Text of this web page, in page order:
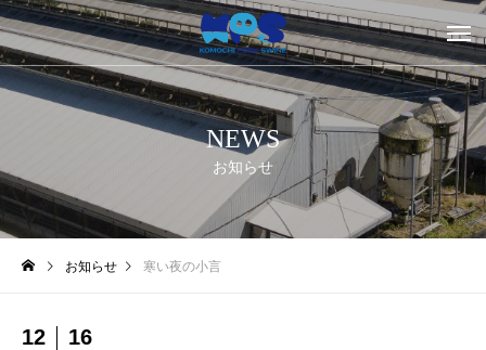
NEWS
お知らせ
お知らせ 寒い夜の小言
12 16